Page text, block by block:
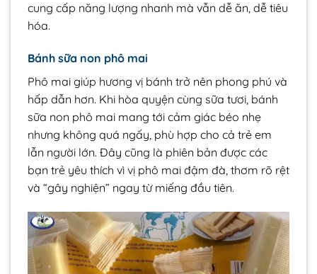
cung cấp năng lượng nhanh mà vẫn dễ ăn, dễ tiêu
hóa.
Bánh sữa non phô mai
Phô mai giúp hương vị bánh trở nên phong phú và
hấp dẫn hơn. Khi hòa quyện cùng sữa tươi, bánh
sữa non phô mai mang tới cảm giác béo nhẹ
nhưng không quá ngấy, phù hợp cho cả trẻ em
lẫn người lớn. Đây cũng là phiên bản được các
bạn trẻ yêu thích vì vị phô mai đậm đà, thơm rõ rệt
và “gây nghiện” ngay từ miếng đầu tiên.